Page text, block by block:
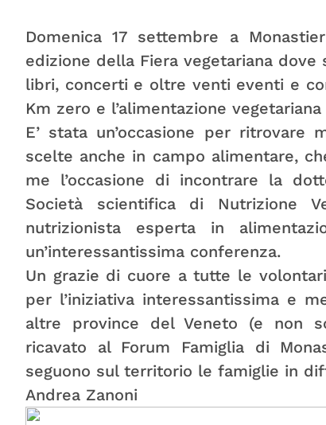
Domenica 17 settembre a
edizione della Fiera vegetariana
libri, concerti e oltre venti eventi e
Km zero e l’alimentazione vegetariana
E’ stata un’occasione per
scelte anche in campo alimentare,
me l’occasione di incontrare la
Società scientifica di Nutrizione
nutrizionista esperta in
un’interessantissima conferenza.
Un grazie di cuore a tutte le
per l’iniziativa interessantissima e
altre province del Veneto (e non
ricavato al Forum Famiglia di
seguono sul territorio le famiglie in
Andrea Zanoni